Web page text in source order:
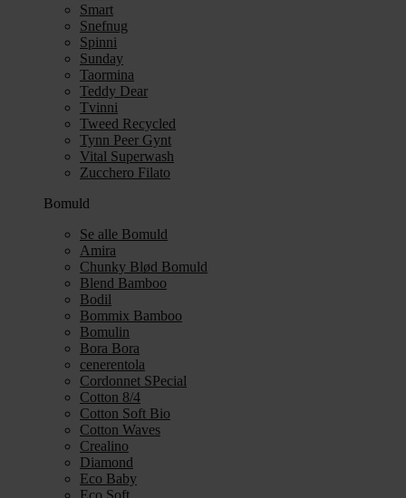
Smart
Snefnug
Spinni
Sunday
Taormina
Teddy Dear
Tvinni
Tweed Recycled
Tynn Peer Gynt
Vital Superwash
Zucchero Filato
Bomuld
Se alle Bomuld
Amira
Chunky Blød Bomuld
Blend Bamboo
Bodil
Bommix Bamboo
Bomulin
Bora Bora
cenerentola
Cordonnet SPecial
Cotton 8/4
Cotton Soft Bio
Cotton Waves
Crealino
Diamond
Eco Baby
Eco Soft